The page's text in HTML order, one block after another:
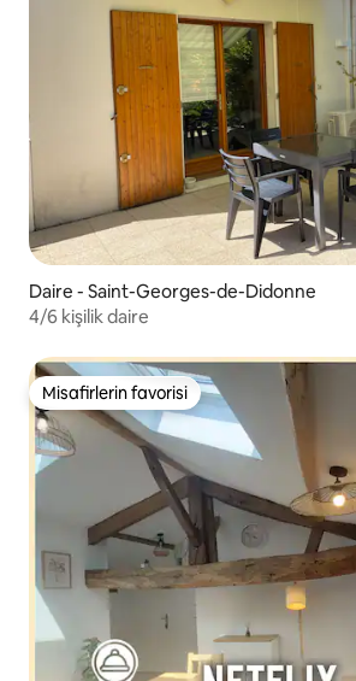
Daire - Saint-Georges-de-Didonne
4/6 kişilik daire
Misafirlerin favorisi
Misafirlerin favorisi